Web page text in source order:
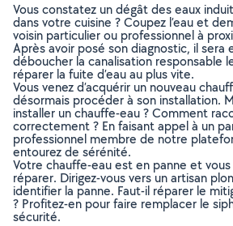
Vous constatez un dégât des eaux
dans votre cuisine ? Coupez l’eau et
voisin particulier ou professionnel à
Après avoir posé son diagnostic, il sera
déboucher la canalisation responsable
réparer la fuite d’eau au plus vite.
Vous venez d’acquérir un nouveau
désormais procéder à son installation.
installer un chauffe-eau ? Comment
correctement ? En faisant appel à un
professionnel membre de notre
entourez de sérénité.
Votre chauffe-eau est en panne et
réparer. Dirigez-vous vers un artisan
identifier la panne. Faut-il réparer le
? Profitez-en pour faire remplacer le
sécurité.